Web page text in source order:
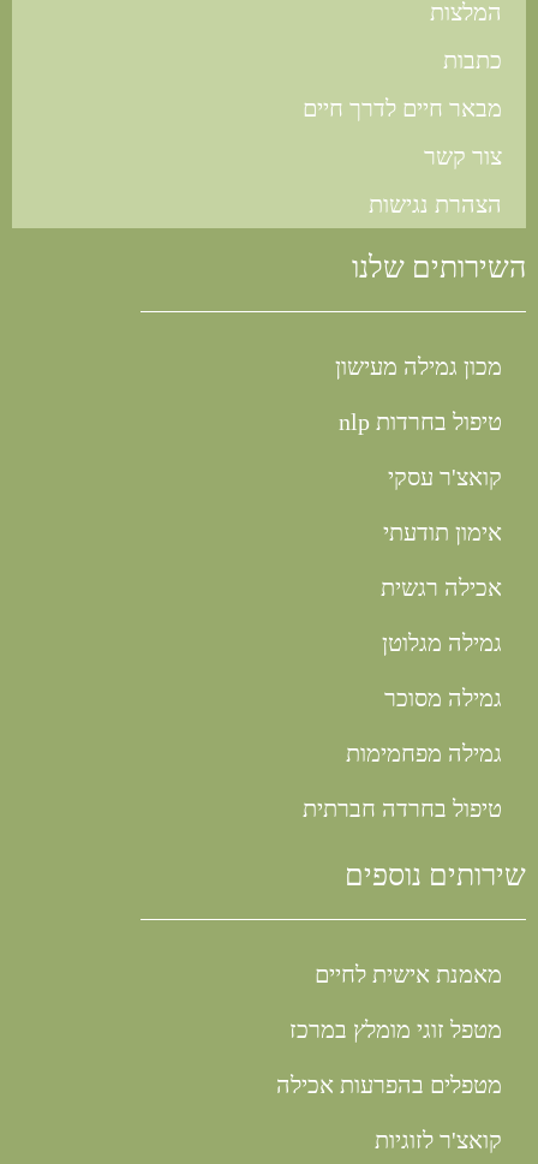
המלצות
כתבות
מבאר חיים לדרך חיים
צור קשר
הצהרת נגישות
השירותים שלנו
מכון גמילה מעישון
טיפול בחרדות nlp
קואצ'ר עסקי
אימון תודעתי
אכילה רגשית
גמילה מגלוטן
גמילה מסוכר
גמילה מפחמימות
טיפול בחרדה חברתית
שירותים נוספים
מאמנת אישית לחיים
מטפל זוגי מומלץ במרכז
מטפלים בהפרעות אכילה
קואצ'ר לזוגיות